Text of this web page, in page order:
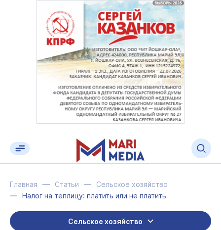
Главная Статьи
Сельское хозяйство
Налог на теплицу: платить или не платить
Сельское хозяйство